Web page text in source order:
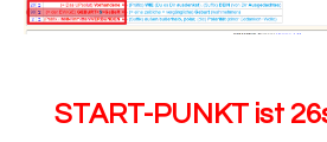
START-PUNKT ist